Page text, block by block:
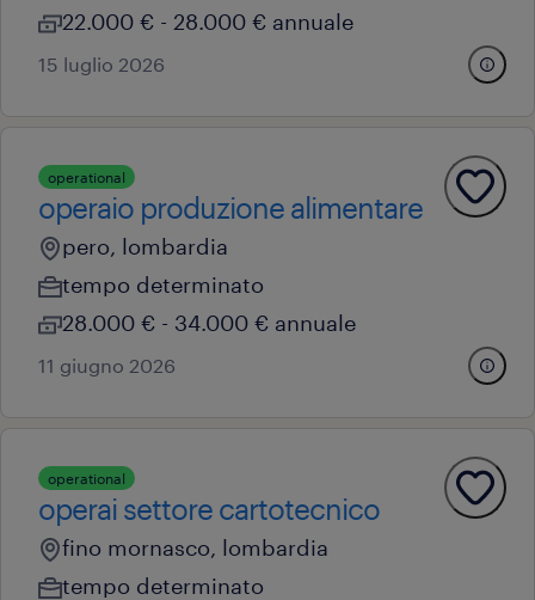
22.000 € - 28.000 € annuale
15 luglio 2026
operational
operaio produzione alimentare
pero, lombardia
tempo determinato
28.000 € - 34.000 € annuale
11 giugno 2026
operational
operai settore cartotecnico
fino mornasco, lombardia
tempo determinato